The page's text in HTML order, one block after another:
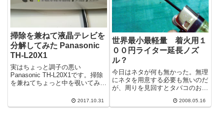
掃除を兼ねて液晶テレビを
分解してみた Panasonic
TH-L20X1
実はちょっと調子の悪い
Panasonic TH-L20X1です。掃除
を兼ねてちょっと中を覗いてみま
だけで簡単に開けられます。
2017.10.31
世界最小最軽量 着火用１
００円ライター延長ノズ
ル？
今日はネタが何も無かった。無理
にネタを用意する必要も無いのだ
が、周りを見回すとタバコのおま
この手の形のは分解したことが無
2008.05.16